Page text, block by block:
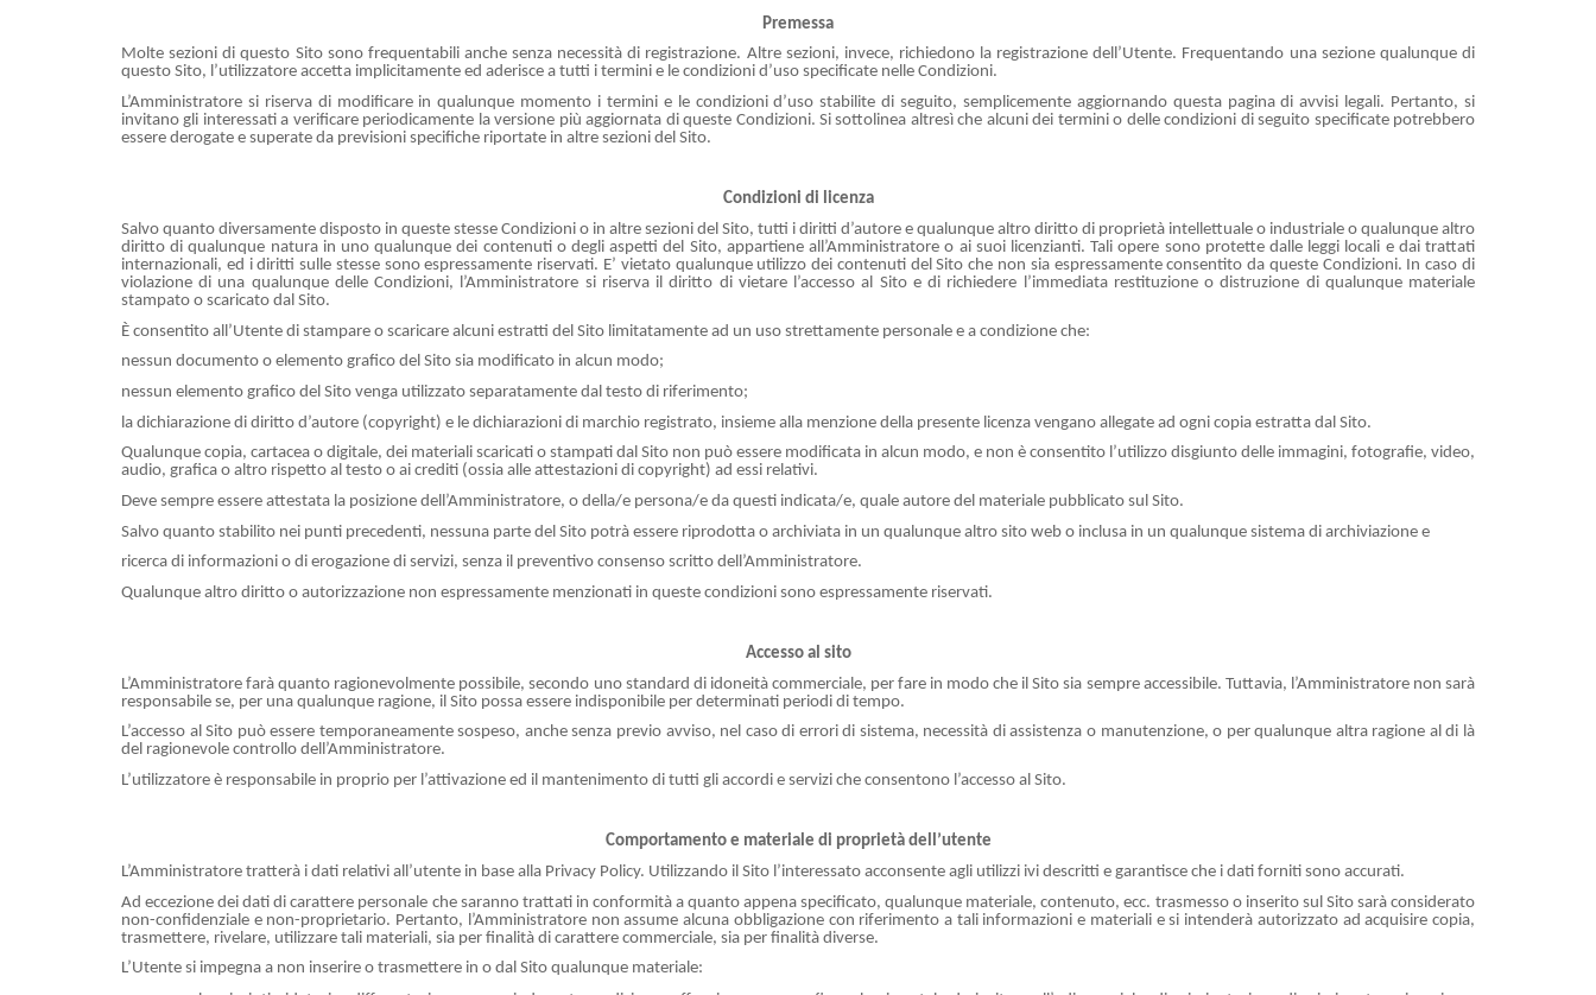
Premessa
Molte sezioni di questo Sito sono frequentabili anche senza necessità di registrazione. Altre sezioni, invece, richiedono la registrazione dell’Utente. Frequentando una sezione qualunque di
questo Sito, l’utilizzatore accetta implicitamente ed aderisce a tutti i termini e le condizioni d’uso specificate nelle Condizioni.
L’Amministratore si riserva di modificare in qualunque momento i termini e le condizioni d’uso stabilite di seguito, semplicemente aggiornando questa pagina di avvisi legali. Pertanto, si
invitano gli interessati a verificare periodicamente la versione più aggiornata di queste Condizioni. Si sottolinea altresì che alcuni dei termini o delle condizioni di seguito specificate potrebbero
essere derogate e superate da previsioni specifiche riportate in altre sezioni del Sito.
Condizioni di licenza
Salvo quanto diversamente disposto in queste stesse Condizioni o in altre sezioni del Sito, tutti i diritti d’autore e qualunque altro diritto di proprietà intellettuale o industriale o qualunque altro
diritto di qualunque natura in uno qualunque dei contenuti o degli aspetti del Sito, appartiene all’Amministratore o ai suoi licenzianti. Tali opere sono protette dalle leggi locali e dai trattati
internazionali, ed i diritti sulle stesse sono espressamente riservati. E’ vietato qualunque utilizzo dei contenuti del Sito che non sia espressamente consentito da queste Condizioni. In caso di
violazione di una qualunque delle Condizioni, l’Amministratore si riserva il diritto di vietare l’accesso al Sito e di richiedere l’immediata restituzione o distruzione di qualunque materiale
stampato o scaricato dal Sito.
È consentito all’Utente di stampare o scaricare alcuni estratti del Sito limitatamente ad un uso strettamente personale e a condizione che:
nessun documento o elemento grafico del Sito sia modificato in alcun modo;
nessun elemento grafico del Sito venga utilizzato separatamente dal testo di riferimento;
la dichiarazione di diritto d’autore (copyright) e le dichiarazioni di marchio registrato, insieme alla menzione della presente licenza vengano allegate ad ogni copia estratta dal Sito.
Qualunque copia, cartacea o digitale, dei materiali scaricati o stampati dal Sito non può essere modificata in alcun modo, e non è consentito l’utilizzo disgiunto delle immagini, fotografie, video,
audio, grafica o altro rispetto al testo o ai crediti (ossia alle attestazioni di copyright) ad essi relativi.
Deve sempre essere attestata la posizione dell’Amministratore, o della/e persona/e da questi indicata/e, quale autore del materiale pubblicato sul Sito.
Salvo quanto stabilito nei punti precedenti, nessuna parte del Sito potrà essere riprodotta o archiviata in un qualunque altro sito web o inclusa in un qualunque sistema di archiviazione e
ricerca di informazioni o di erogazione di servizi, senza il preventivo consenso scritto dell’Amministratore.
Qualunque altro diritto o autorizzazione non espressamente menzionati in queste condizioni sono espressamente riservati.
Accesso al sito
L’Amministratore farà quanto ragionevolmente possibile, secondo uno standard di idoneità commerciale, per fare in modo che il Sito sia sempre accessibile. Tuttavia, l’Amministratore non sarà
responsabile se, per una qualunque ragione, il Sito possa essere indisponibile per determinati periodi di tempo.
L’accesso al Sito può essere temporaneamente sospeso, anche senza previo avviso, nel caso di errori di sistema, necessità di assistenza o manutenzione, o per qualunque altra ragione al di là
del ragionevole controllo dell’Amministratore.
L’utilizzatore è responsabile in proprio per l’attivazione ed il mantenimento di tutti gli accordi e servizi che consentono l’accesso al Sito.
Comportamento e materiale di proprietà dell’utente
L’Amministratore tratterà i dati relativi all’utente in base alla Privacy Policy. Utilizzando il Sito l’interessato acconsente agli utilizzi ivi descritti e garantisce che i dati forniti sono accurati.
Ad eccezione dei dati di carattere personale che saranno trattati in conformità a quanto appena specificato, qualunque materiale, contenuto, ecc. trasmesso o inserito sul Sito sarà considerato
non-confidenziale e non-proprietario. Pertanto, l’Amministratore non assume alcuna obbligazione con riferimento a tali informazioni e materiali e si intenderà autorizzato ad acquisire copia,
trasmettere, rivelare, utilizzare tali materiali, sia per finalità di carattere commerciale, sia per finalità diverse.
L’Utente si impegna a non inserire o trasmettere in o dal Sito qualunque materiale: